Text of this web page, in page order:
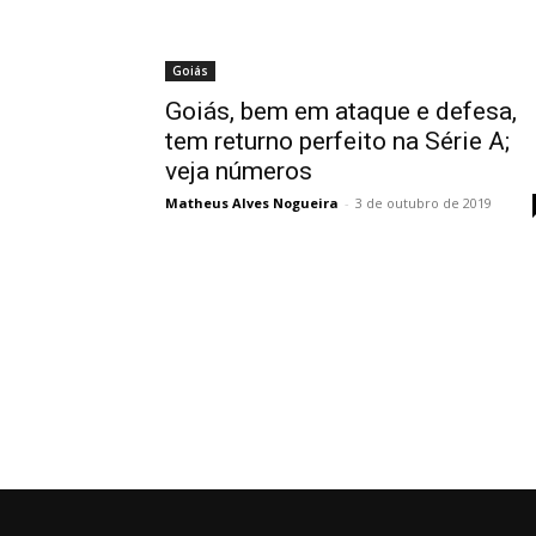
Goiás
Goiás, bem em ataque e defesa,
tem returno perfeito na Série A;
veja números
Matheus Alves Nogueira - 3 de outubro de 2019